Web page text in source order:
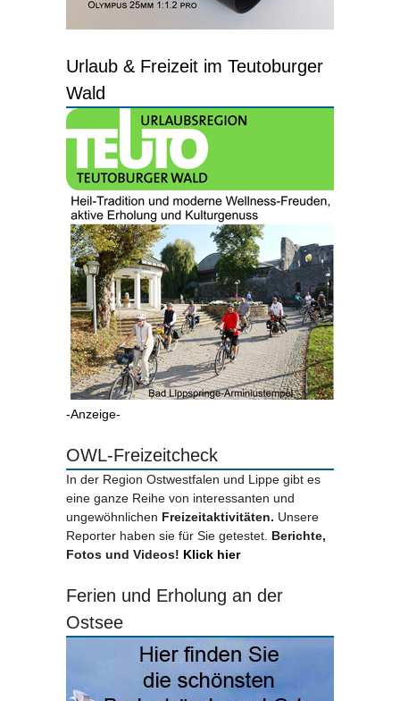
Urlaub & Freizeit im Teutoburger
Wald
-Anzeige-
OWL-Freizeitcheck
In der Region Ostwestfalen und Lippe gibt es
eine ganze Reihe von interessanten und
ungewöhnlichen Freizeitaktivitäten. Unsere
Reporter haben sie für Sie getestet. Berichte,
Fotos und Videos! Klick hier
Ferien und Erholung an der
Ostsee